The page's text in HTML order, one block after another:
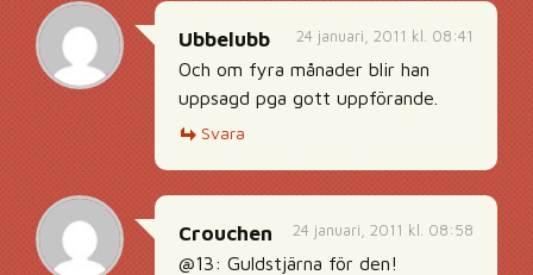
24 januari, 2011 kl. 08:41
Ubbelubb
Och om fyra månader blir han
uppsagd pga gott uppförande.
Svara
24 januari, 2011 kl. 08:58
Crouchen
@13: Guldstjärna för den!